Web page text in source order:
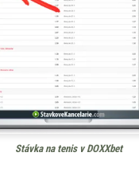
Stávka na tenis v DOXXbet